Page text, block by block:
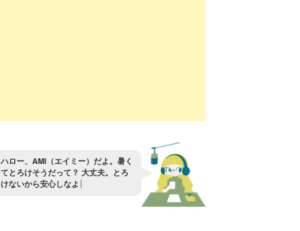
ハロー、 AMI（エイ ミ ー） だよ 。 暑く
て と ろけそうだって ？ 大丈夫。 と ろ
けないから安心しなよ